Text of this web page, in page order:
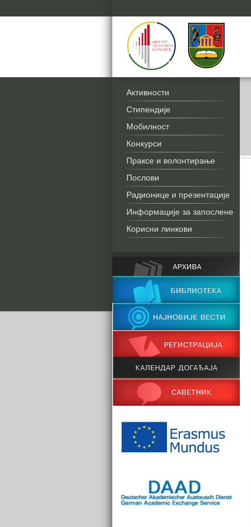
Активности
Стипендије
Мобилност
Конкурси
Праксе и волонтирање
Послови
Радионице и презентације
Информације за запослене
Корисни линкови
·